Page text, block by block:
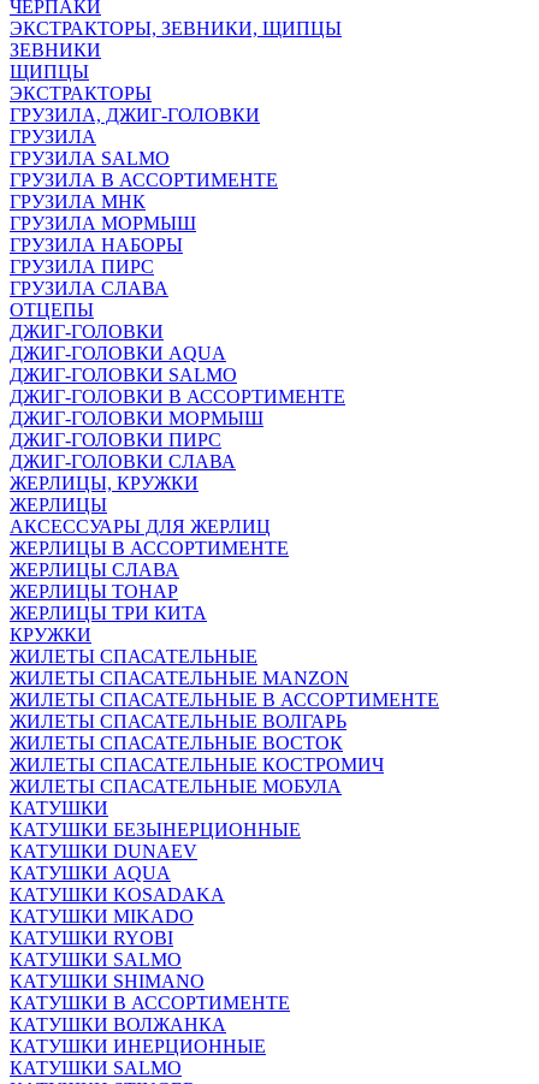
ЧЕРПАКИ
ЭКСТРАКТОРЫ, ЗЕВНИКИ, ЩИПЦЫ
ЗЕВНИКИ
ЩИПЦЫ
ЭКСТРАКТОРЫ
ГРУЗИЛА, ДЖИГ-ГОЛОВКИ
ГРУЗИЛА
ГРУЗИЛА SALMO
ГРУЗИЛА В АССОРТИМЕНТЕ
ГРУЗИЛА МНК
ГРУЗИЛА МОРМЫШ
ГРУЗИЛА НАБОРЫ
ГРУЗИЛА ПИРС
ГРУЗИЛА СЛАВА
ОТЦЕПЫ
ДЖИГ-ГОЛОВКИ
ДЖИГ-ГОЛОВКИ AQUA
ДЖИГ-ГОЛОВКИ SALMO
ДЖИГ-ГОЛОВКИ В АССОРТИМЕНТЕ
ДЖИГ-ГОЛОВКИ МОРМЫШ
ДЖИГ-ГОЛОВКИ ПИРС
ДЖИГ-ГОЛОВКИ СЛАВА
ЖЕРЛИЦЫ, КРУЖКИ
ЖЕРЛИЦЫ
АКСЕССУАРЫ ДЛЯ ЖЕРЛИЦ
ЖЕРЛИЦЫ В АССОРТИМЕНТЕ
ЖЕРЛИЦЫ СЛАВА
ЖЕРЛИЦЫ ТОНАР
ЖЕРЛИЦЫ ТРИ КИТА
КРУЖКИ
ЖИЛЕТЫ СПАСАТЕЛЬНЫЕ
ЖИЛЕТЫ СПАСАТЕЛЬНЫЕ MANZON
ЖИЛЕТЫ СПАСАТЕЛЬНЫЕ В АССОРТИМЕНТЕ
ЖИЛЕТЫ СПАСАТЕЛЬНЫЕ ВОЛГАРЬ
ЖИЛЕТЫ СПАСАТЕЛЬНЫЕ ВОСТОК
ЖИЛЕТЫ СПАСАТЕЛЬНЫЕ КОСТРОМИЧ
ЖИЛЕТЫ СПАСАТЕЛЬНЫЕ МОБУЛА
КАТУШКИ
КАТУШКИ БЕЗЫНЕРЦИОННЫЕ
КАТУШКИ DUNAEV
КАТУШКИ AQUA
КАТУШКИ KOSADAKA
КАТУШКИ MIKADO
КАТУШКИ RYOBI
КАТУШКИ SALMO
КАТУШКИ SHIMANO
КАТУШКИ В АССОРТИМЕНТЕ
КАТУШКИ ВОЛЖАНКА
КАТУШКИ ИНЕРЦИОННЫЕ
КАТУШКИ SALMO